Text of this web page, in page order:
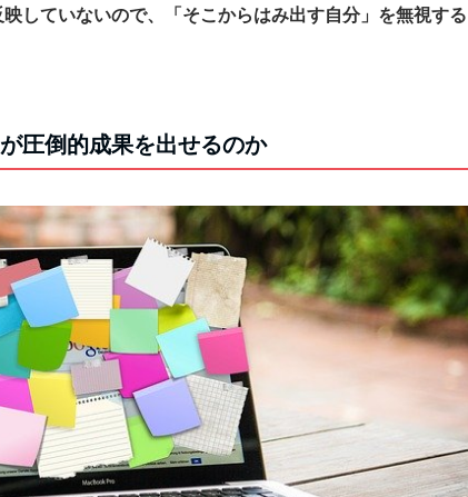
していないので、「そこからはみ出す自分」を無視する
圧倒的成果を出せるのか